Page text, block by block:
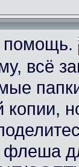
помощь.
всё
флеша